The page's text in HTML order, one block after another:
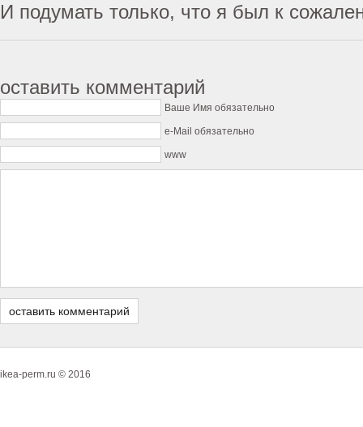
И подумать только, что я был к
оставить комментарий
Ваше Имя обязательно
e-Mail обязательно
www
ikea-perm.ru © 2016